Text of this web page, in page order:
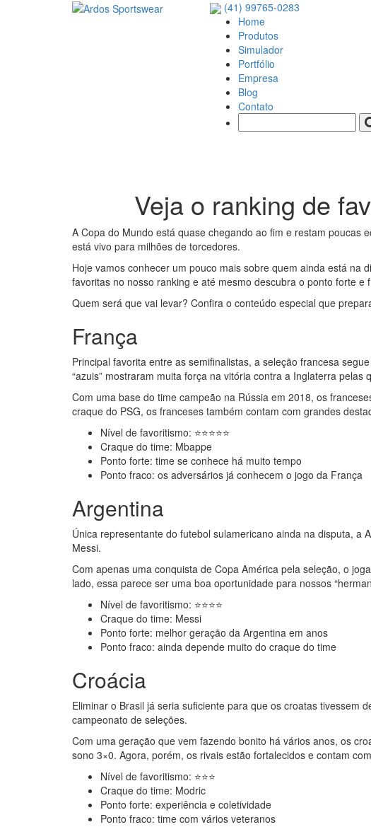
(41) 99765-0283
Home
Produtos
Simulador
Portfólio
Empresa
Blog
Contato
Veja o ranking de
A Copa do Mundo está quase chegando ao fim e restam poucas
está vivo para milhões de torcedores.
Hoje vamos conhecer um pouco mais sobre quem ainda está na
favoritas no nosso ranking e até mesmo descubra o ponto forte e
Quem será que vai levar? Confira o conteúdo especial que
França
Principal favorita entre as semifinalistas, a seleção francesa
“azuis” mostraram muita força na vitória contra a Inglaterra pelas
Com uma base do time campeão na Rússia em 2018, os
craque do PSG, os franceses também contam com grandes
Nível de favoritismo: ⭐⭐​​⭐⭐⭐
Craque do time: Mbappe
Ponto forte: time se conhece há muito tempo
Ponto fraco: os adversários já conhecem o jogo da França
Argentina
Única representante do futebol sulamericano ainda na disputa,
Messi.
Com apenas uma conquista de Copa América pela seleção, o
lado, essa parece ser uma boa oportunidade para nossos
Nível de favoritismo: ⭐⭐​​⭐⭐
Craque do time: Messi
Ponto forte: melhor geração da Argentina em anos
Ponto fraco: ainda depende muito do craque do time
Croácia
Eliminar o Brasil já seria suficiente para que os croatas tivessem
campeonato de seleções.
Com uma geração que vem fazendo bonito há vários anos, os
sono 3×0. Agora, porém, os rivais estão fortalecidos e contam
Nível de favoritismo: ⭐⭐​​⭐
Craque do time: Modric
Ponto forte: experiência e coletividade
Ponto fraco: time com vários veteranos